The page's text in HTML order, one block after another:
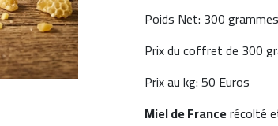
Poids Net: 300 grammes
Prix du coffret de 300
Prix au kg: 50 Euros
Miel de Francerécolté